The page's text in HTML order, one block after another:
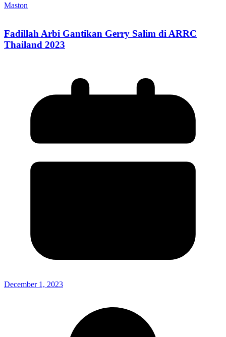
Maston
Fadillah Arbi Gantikan Gerry Salim di ARRC
Thailand 2023
December 1, 2023